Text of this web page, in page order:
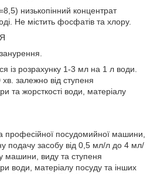
низькопінний концентрат
Не містить фосфатів та хлору.
із розрахунку 1-3 мл на 1 л води.
залежно від ступеня
та жорсткості води, матеріалу
професійної посудомийної машини,
подачу засобу від 0,5 мл/л до 4 мл/
машини, виду та ступеня
води, матеріалу посуду та інших